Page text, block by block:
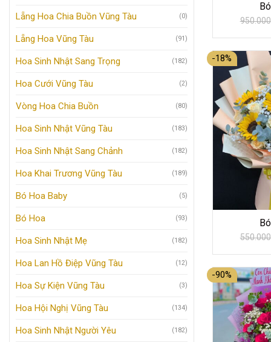
Lẵng Hoa Chia Buồn Vũng Tàu (0)
Lẵng Hoa Vũng Tàu (91)
Hoa Sinh Nhật Sang Trọng (182)
Hoa Cưới Vũng Tàu (2)
Vòng Hoa Chia Buồn (80)
Hoa Sinh Nhật Vũng Tàu (183)
Hoa Sinh Nhật Sang Chảnh (182)
Hoa Khai Trương Vũng Tàu (189)
Bó Hoa Baby (5)
Bó Hoa (93)
Hoa Sinh Nhật Mẹ (182)
Hoa Lan Hồ Điệp Vũng Tàu (12)
Hoa Sự Kiện Vũng Tàu (3)
Hoa Hội Nghị Vũng Tàu (134)
Hoa Sinh Nhật Người Yêu (182)
950.000
-18%
550.000
-90%